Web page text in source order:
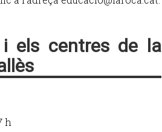
els centres de la
h